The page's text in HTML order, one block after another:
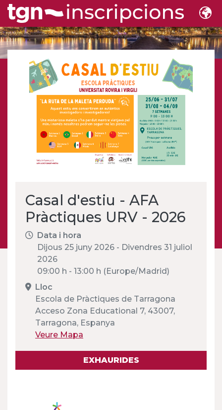
Casal d'estiu - AFA
Pràctiques URV - 2026
Data i hora
Dijous 25 juny 2026 - Divendres 31 juliol
2026
09:00 h - 13:00 h (Europe/Madrid)
Lloc
Escola de Pràctiques de Tarragona
Acceso Zona Educational 7, 43007,
Tarragona, Espanya
Veure Mapa
EXHAURIDES